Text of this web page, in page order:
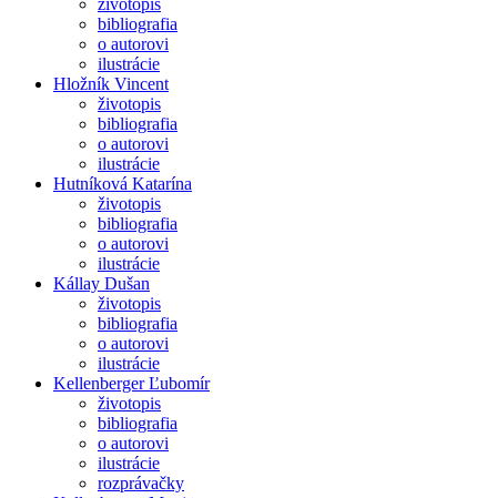
životopis
bibliografia
o autorovi
ilustrácie
Hložník Vincent
životopis
bibliografia
o autorovi
ilustrácie
Hutníková Katarína
životopis
bibliografia
o autorovi
ilustrácie
Kállay Dušan
životopis
bibliografia
o autorovi
ilustrácie
Kellenberger Ľubomír
životopis
bibliografia
o autorovi
ilustrácie
rozprávačky